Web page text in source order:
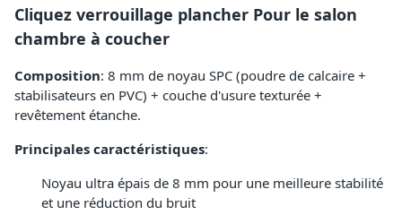
Cliquez verrouillage plancher Pour le salon
chambre à coucher
Composition: 8 mm de noyau SPC (poudre de calcaire +
stabilisateurs en PVC) + couche d'usure texturée +
revêtement étanche.
Principales caractéristiques:
Noyau ultra épais de 8 mm pour une meilleure stabilité
et une réduction du bruit